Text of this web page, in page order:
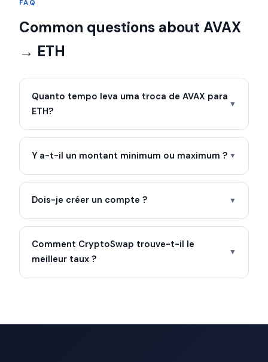
FAQ
Common questions about AVAX
→ ETH
Quanto tempo leva uma troca de AVAX para
ETH?
▼
Y a-t-il un montant minimum ou maximum ? ▼
Dois-je créer un compte ? ▼
Comment CryptoSwap trouve-t-il le
meilleur taux ?
▼